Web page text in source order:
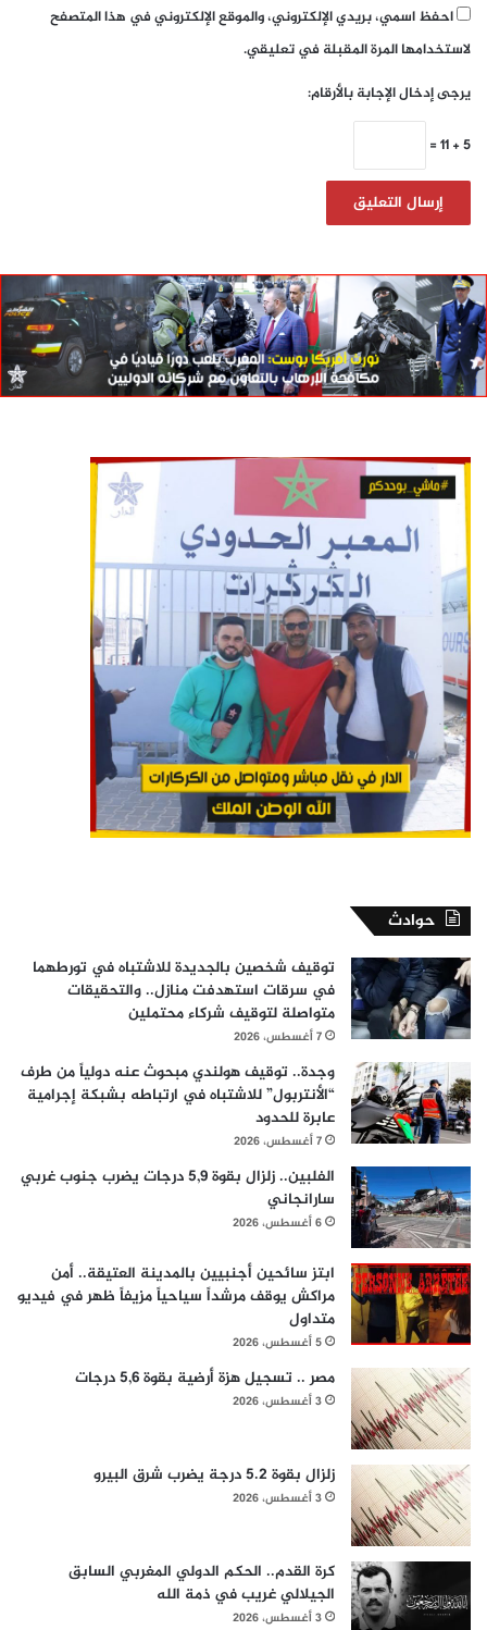
احفظ اسمي، بريدي الإلكتروني، والموقع الإلكتروني في هذا المتصفح
لاستخدامها المرة المقبلة في تعليقي.
يرجى إدخال الإجابة بالأرقام:
5 + 11 =
حوادث
توقيف شخصين بالجديدة للاشتباه في تورطهما
في سرقات استهدفت منازل.. والتحقيقات
متواصلة لتوقيف شركاء محتملين
7 أغسطس، 2026
وجدة.. توقيف هولندي مبحوث عنه دولياً من طرف
“الأنتربول” للاشتباه في ارتباطه بشبكة إجرامية
عابرة للحدود
7 أغسطس، 2026
الفلبين.. زلزال بقوة 5,9 درجات يضرب جنوب غربي
سارانجاني
6 أغسطس، 2026
ابتز سائحين أجنبيين بالمدينة العتيقة.. أمن
مراكش يوقف مرشداً سياحياً مزيفاً ظهر في فيديو
متداول
5 أغسطس، 2026
مصر .. تسجيل هزة أرضية بقوة 5,6 درجات
3 أغسطس، 2026
زلزال بقوة 5.2 درجة يضرب شرق البيرو
3 أغسطس، 2026
كرة القدم.. الحكم الدولي المغربي السابق
الجيلالي غريب في ذمة الله
3 أغسطس، 2026